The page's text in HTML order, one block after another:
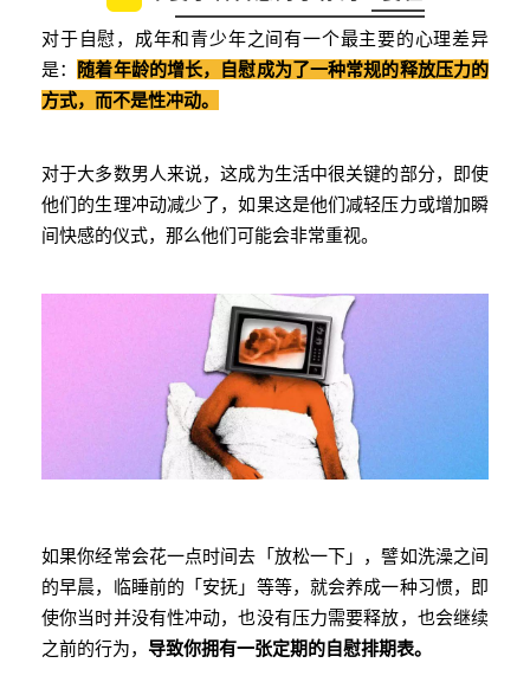
对于自慰，成年和青少年之间有一个最主要的心理差异
是：
随着年龄的增长，自慰成为了一种常规的释放压力的
方式，而不是性冲动。
对于大多数男人来说，这成为生活中很关键的部分，即使
他们的生理冲动减少了，如果这是他们减轻压力或增加瞬
间快感的仪式，那么他们可能会非常重视。
如果你经常会花一点时间去「放松一下」，譬如洗澡之间
的早晨，临睡前的「安抚」等等，就会养成一种习惯，即
使你当时并没有性冲动，也没有压力需要释放，也会继续
之前的行为， 导致你拥有一张定期的自慰排期表。